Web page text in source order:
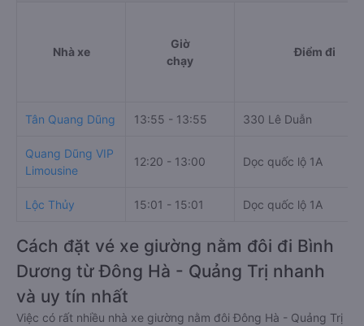
Nhà xe
Giờ
chạy
Điểm đi
Tân Quang Dũng 13:55 - 13:55 330 Lê Duẫn
Quang Dũng VIP
Limousine
12:20 - 13:00 Dọc quốc lộ 1A
Lộc Thủy 15:01 - 15:01 Dọc quốc lộ 1A
Cách đặt vé xe giường nằm đôi đi Bình
Dương từ Đông Hà - Quảng Trị nhanh
và uy tín nhất
Việc có rất nhiều nhà xe giường nằm đôi Đông Hà - Quảng Trị